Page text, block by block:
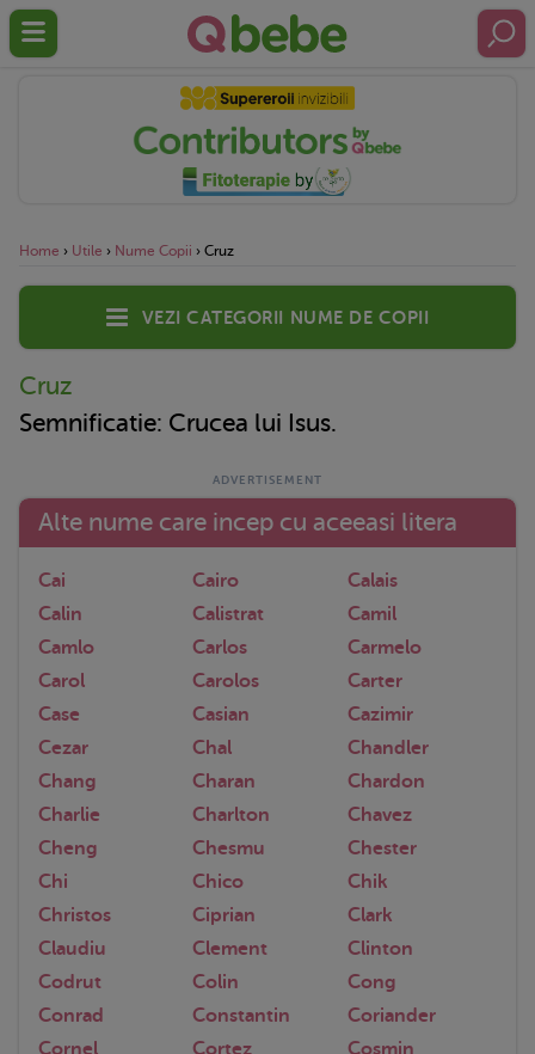
Home › Utile › Nume Copii › Cruz
Vezi categorii nume de copii
Cruz
Semnificatie: Crucea lui Isus.
Alte nume care incep cu aceeasi litera
Cai Cairo
Calais
Calin
Calistrat
Camil
Camlo
Carlos
Carmelo
Carol
Carolos
Carter
Case
Casian
Cazimir
Cezar
Chal
Chandler
Chang
Charan
Chardon
Charlie
Charlton
Chavez
Cheng
Chesmu
Chester
Chi
Chico
Chik
Christos
Ciprian
Clark
Claudiu
Clement
Clinton
Codrut
Colin
Cong
Conrad
Constantin
Coriander
Cornel
Cortez
Cosmin